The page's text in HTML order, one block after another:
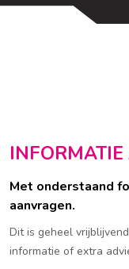
Met onderstaand
aanvragen.
Dit is geheel
informatie of extra